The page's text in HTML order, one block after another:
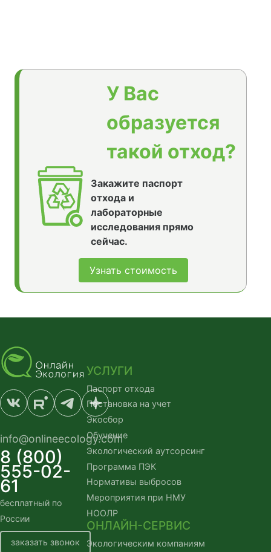
У Вас
образуется
такой отход?
Закажите паспорт
отхода и
лабораторные
исследования прямо
сейчас.
Узнать стоимость
info@onlineecology.com
8 (800)
555-02-
61
бесплатный по
России
заказать звонок
УСЛУГИ
Паспорт отхода
Постановка на учет
Экосбор
Обучение
Экологический аутсорсинг
Программа ПЭК
Нормативы выбросов
Мероприятия при НМУ
НООЛР
ОНЛАЙН-СЕРВИС
Экологическим компаниям